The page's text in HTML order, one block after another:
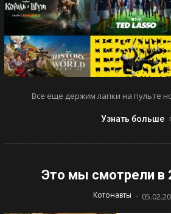
Все еще держим лапки на пульте
Узнать больше
Это мы смотрели в
Котонавты -